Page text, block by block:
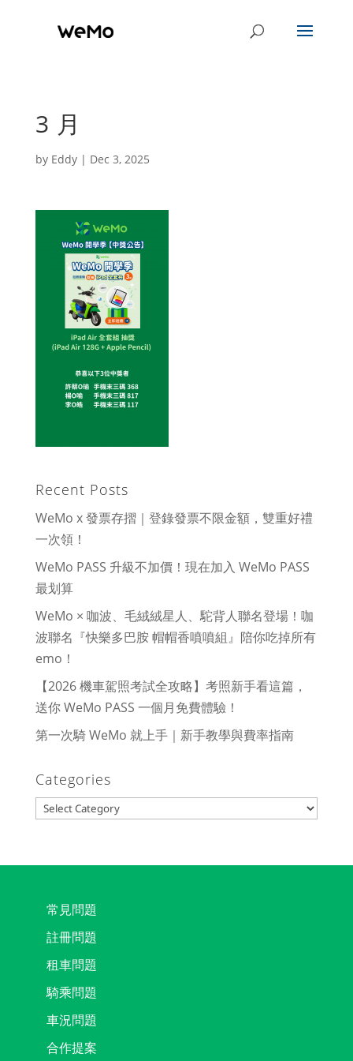
3 月
by Eddy| Dec 3, 2025
Recent Posts
WeMo x 發票存摺｜登錄發票不限金額，雙重好禮
一次領！
WeMo PASS 升級不加價！現在加入 WeMo PASS
最划算
WeMo × 咖波、毛絨絨星人、駝背人聯名登場！咖
波聯名『快樂多巴胺 帽帽香噴噴組』陪你吃掉所有
emo！
【2026 機車駕照考試全攻略】考照新手看這篇，
送你 WeMo PASS 一個月免費體驗！
第一次騎 WeMo 就上手｜新手教學與費率指南
Categories
Categories
常見問題
註冊問題
租車問題
騎乘問題
車況問題
合作提案